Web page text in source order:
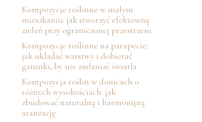
Kompozycje roślinne w małym
mieszkaniu: jak stworzyć efektowną
zieleń przy ograniczonej przestrzeni
Kompozycje roślinne na parapecie:
jak układać warstwy i dobierać
gatunki, by nie zasłaniać światła
Kompozycja roślin w donicach o
różnych wysokościach: jak
zbudować naturalną i harmonijną
aranżację